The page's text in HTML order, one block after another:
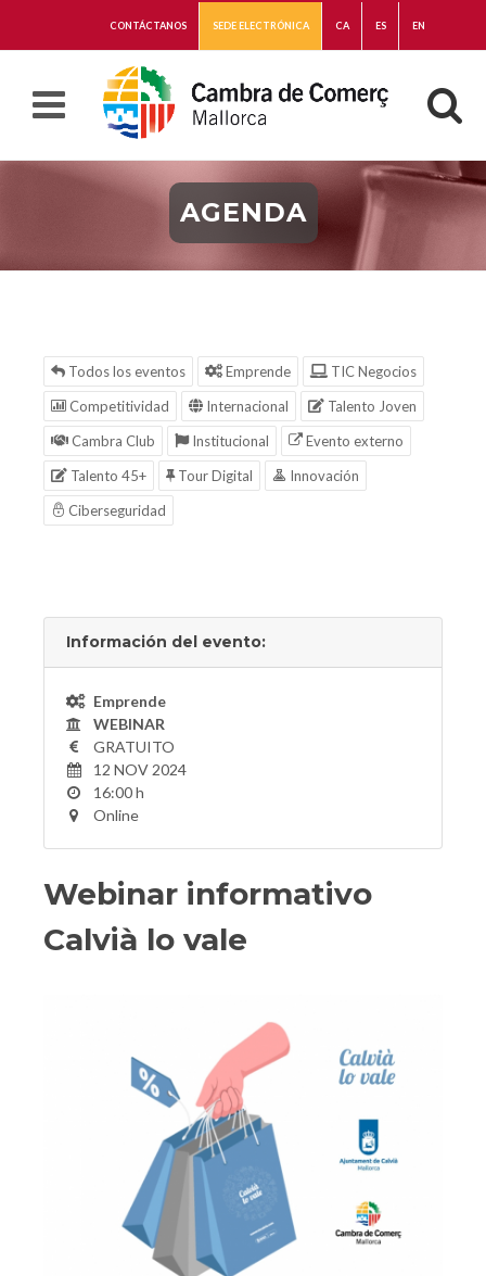
CONTÁCTANOS SEDE ELECTRÓNICA CA ES EN
AGENDA
Todos los eventos Emprende
TIC Negocios
Competitividad
Internacional
Talento Joven
Cambra Club
Institucional
Evento externo
Talento 45+
Tour Digital
Innovación
Ciberseguridad
Información del evento:
Emprende
WEBINAR
GRATUITO
12 NOV 2024
16:00 h
Online
Webinar informativo
Calvià lo vale